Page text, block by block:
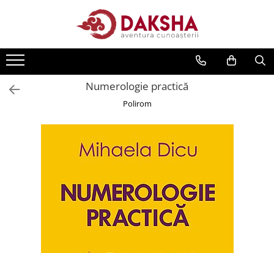
Editura Daksha
Seria Radu Cinamar
Seria David Icke
Seria Immanuel Velikovsky
Extratereștrii
Numerologie practică
Polirom